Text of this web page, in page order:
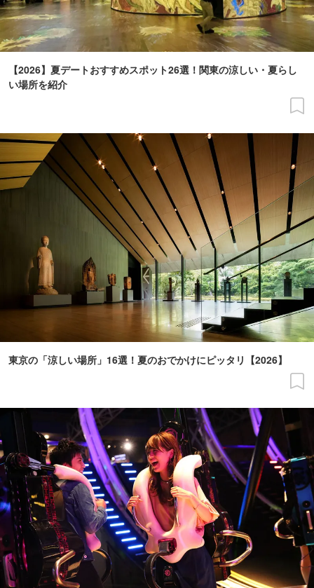
【2026】夏デートおすすめスポット26選！関東の涼しい・夏らし
い場所を紹介
東京の「涼しい場所」16選！夏のおでかけにピッタリ【2026】